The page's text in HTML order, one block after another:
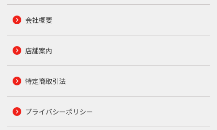
会社概要
店舗案内
特定商取引法
プライバシーポリシー